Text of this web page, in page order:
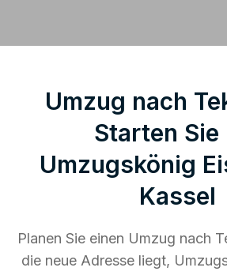
Umzug nach
Starten Sie
Umzugskönig
Kassel
Planen Sie einen Umzug nach
die neue Adresse liegt,